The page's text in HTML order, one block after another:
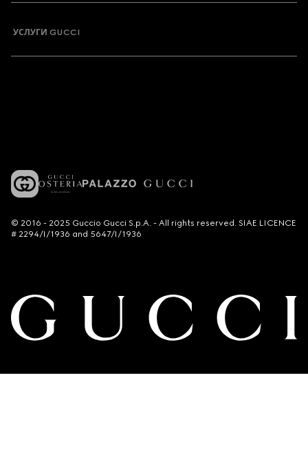
УСЛУГИ GUCCI
© 2016 - 2025 Guccio Gucci S.p.A. - All rights reserved. SIAE LICENCE
# 2294/I/1936 and 5647/I/1936